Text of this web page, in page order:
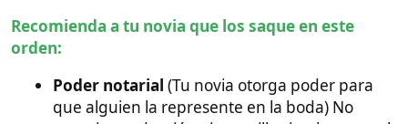
(Aquí no hay que apostillar ni traducir nada, el orden
da igual, esto en una mañana lo tienes todo):